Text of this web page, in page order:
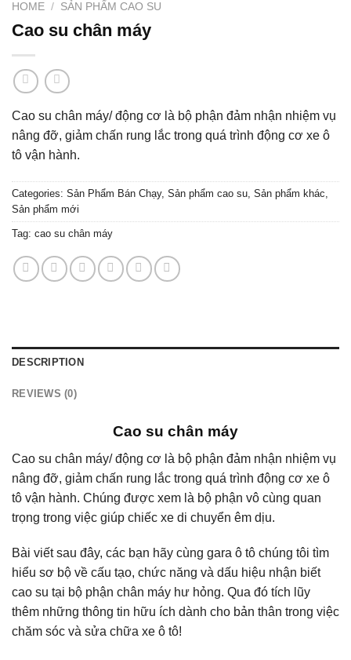
HOME / SẢN PHẨM CAO SU
Cao su chân máy
Cao su chân máy/ động cơ là bộ phận đảm nhận nhiệm vụ
nâng đỡ, giảm chấn rung lắc trong quá trình động cơ xe ô
tô vận hành.
Categories: Sản Phẩm Bán Chạy, Sản phẩm cao su, Sản phẩm khác,
Sản phẩm mới
Tag: cao su chân máy
DESCRIPTION
REVIEWS (0)
Cao su chân máy
Cao su chân máy/ động cơ là bộ phận đảm nhận nhiệm vụ
nâng đỡ, giảm chấn rung lắc trong quá trình động cơ xe ô
tô vận hành. Chúng được xem là bộ phận vô cùng quan
trọng trong việc giúp chiếc xe di chuyển êm dịu.
Bài viết sau đây, các bạn hãy cùng gara ô tô chúng tôi tìm
hiểu sơ bộ về cấu tạo, chức năng và dấu hiệu nhận biết
cao su tại bộ phận chân máy hư hỏng. Qua đó tích lũy
thêm những thông tin hữu ích dành cho bản thân trong việc
chăm sóc và sửa chữa xe ô tô!